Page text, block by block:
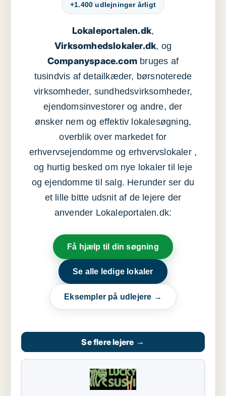
+1.400 udlejninger årligt
Lokaleportalen.dk,
Virksomhedslokaler.dk, og
Companyspace.com bruges af
tusindvis af detailkæder, børsnoterede
virksomheder, sundhedsvirksomheder,
ejendomsinvestorer og andre, der
ønsker nem og effektiv lokalesøgning,
overblik over markedet for
erhvervsejendomme og erhvervslokaler ,
og hurtig besked om nye lokaler til leje
og ejendomme til salg. Herunder ser du
et lille bitte udsnit af de lejere der
anvender Lokaleportalen.dk:
Få hjælp til din søgning
Se alle ledige lokaler
Eksempler på udlejere →
Se flere lejere →